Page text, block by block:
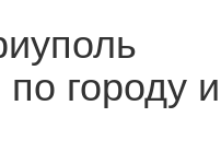
по городу и